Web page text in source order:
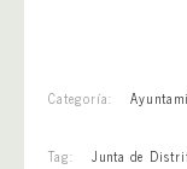
Categoría:
Tag: Junta de